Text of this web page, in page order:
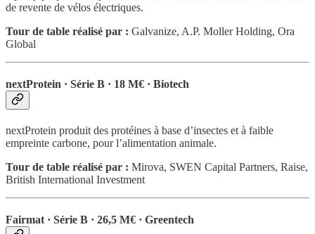
de revente de vélos électriques.
Tour de table réalisé par : Galvanize, A.P. Moller Holding, Ora
Global
nextProtein · Série B · 18 M€ · Biotech
nextProtein produit des protéines à base d’insectes et à faible
empreinte carbone, pour l’alimentation animale.
Tour de table réalisé par : Mirova, SWEN Capital Partners, Raise,
British International Investment
Fairmat · Série B · 26,5 M€ · Greentech